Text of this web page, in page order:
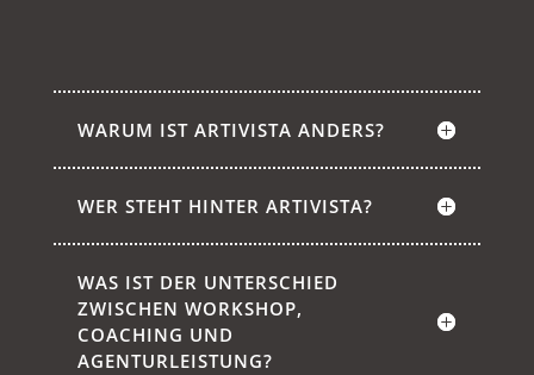
WARUM IST ARTIVISTA ANDERS?
WER STEHT HINTER ARTIVISTA?
WAS IST DER UNTERSCHIED
ZWISCHEN WORKSHOP,
COACHING UND
AGENTURLEISTUNG?